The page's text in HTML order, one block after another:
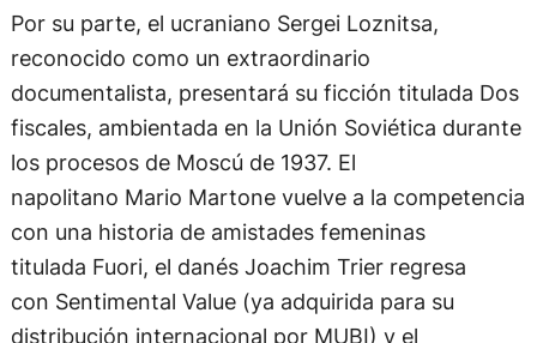
reconocido como un extraordinario
documentalista, presentará su ficción titulada Dos
fiscales, ambientada en la Unión Soviética durante
los procesos de Moscú de 1937. El
napolitano Mario Martone vuelve a la competencia
con una historia de amistades femeninas
titulada Fuori, el danés Joachim Trier regresa
con Sentimental Value (ya adquirida para su
distribución internacional por MUBI) y el
sueco Tarik Saleh con Eagles of the Republic.